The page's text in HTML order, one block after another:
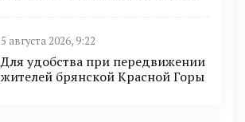
5 августа 2026, 9:22
Для удобства при передвижении
жителей брянской Красной Горы